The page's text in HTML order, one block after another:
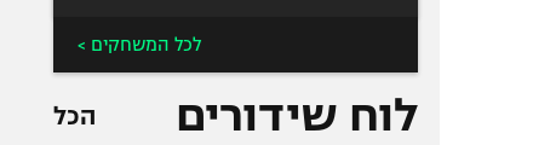
לכל המשחקים >
לוח שידורים הכל